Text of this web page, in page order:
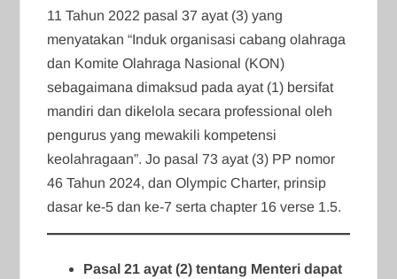
11 Tahun 2022 pasal 37 ayat (3) yang
menyatakan “Induk organisasi cabang olahraga
dan Komite Olahraga Nasional (KON)
sebagaimana dimaksud pada ayat (1) bersifat
mandiri dan dikelola secara professional oleh
pengurus yang mewakili kompetensi
keolahragaan”. Jo pasal 73 ayat (3) PP nomor
46 Tahun 2024, dan Olympic Charter, prinsip
dasar ke-5 dan ke-7 serta chapter 16 verse 1.5.
Pasal 21 ayat (2) tentang Menteri dapat